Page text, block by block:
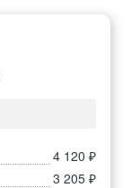
4 120 ₽
3 205 ₽